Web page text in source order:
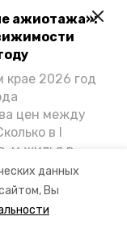
данных
Вы
ажиотажа»:
крае 2026 год
цен между
в I
м жилья в
спрос на
стройки
прогнозы о
эксперты,
и